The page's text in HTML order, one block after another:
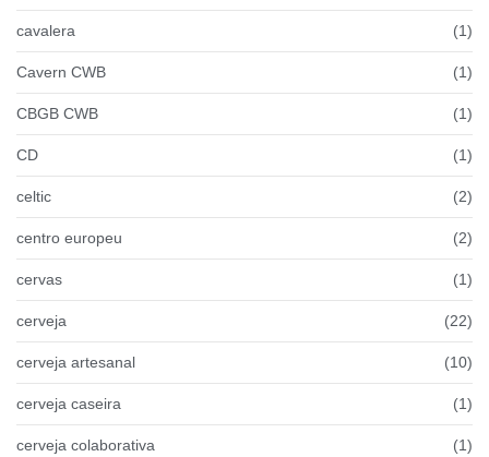
cavalera (1)
Cavern CWB (1)
CBGB CWB (1)
CD (1)
celtic (2)
centro europeu (2)
cervas (1)
cerveja (22)
cerveja artesanal (10)
cerveja caseira (1)
cerveja colaborativa (1)